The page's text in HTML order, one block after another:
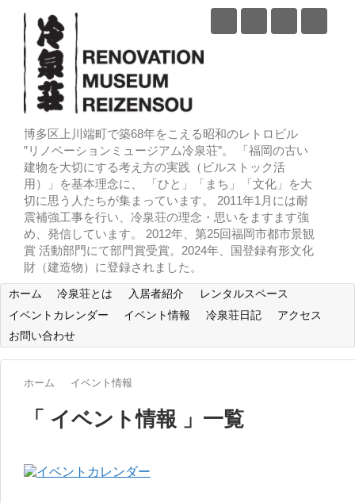
博多区上川端町で築68年をこえる昭和のレトロビル
”リノベーションミュージアム冷泉荘”。 「福岡の古い
建物を大切にする考え方の実践（ビルストック活
用）」を基本理念に、 「ひと」「まち」「文化」を大
切に思う人たちが集まっています。 2011年1月には耐
震補強工事を行い、冷泉荘の理念・思いをますます強
め、発信しています。 2012年、第25回福岡市都市景観
賞 活動部門にて部門賞受賞。2024年、国登録有形文化
財（建造物）に登録されました。
ホーム 冷泉荘とは 入居者紹介
レンタルスペース
イベントカレンダー
イベント情報 冷泉荘日記
アクセス
お問い合わせ
ホーム イベント情報
「 イベント情報 」一覧